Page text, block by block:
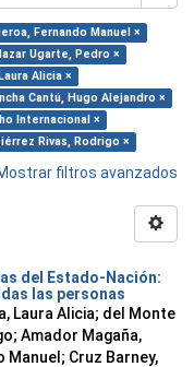
Fernando Manuel ×
Ugarte, Pedro ×
Alicia ×
Cantú, Hugo Alejandro ×
Internacional ×
Rivas, Rodrigo ×
filtros avanzados
del Estado-Nación:
las personas
Laura Alicia; del Monte
; Amador Magaña,
Manuel ; Cruz Barney,